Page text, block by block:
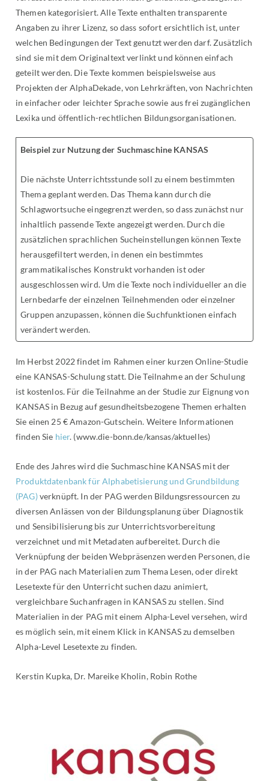
Themen kategorisiert. Alle Texte enthalten transparente
Angaben zu ihrer Lizenz, so dass sofort ersichtlich ist, unter
welchen Bedingungen der Text genutzt werden darf. Zusätzlich
sind sie mit dem Originaltext verlinkt und können einfach
geteilt werden. Die Texte kommen beispielsweise aus
Projekten der AlphaDekade, von Lehrkräften, von Nachrichten
in einfacher oder leichter Sprache sowie aus frei zugänglichen
Lexika und öffentlich-rechtlichen Bildungsorganisationen.
Beispiel zur Nutzung der Suchmaschine KANSAS
Die nächste Unterrichtsstunde soll zu einem bestimmten
Thema geplant werden. Das Thema kann durch die
Schlagwortsuche eingegrenzt werden, so dass zunächst nur
inhaltlich passende Texte angezeigt werden. Durch die
zusätzlichen sprachlichen Sucheinstellungen können Texte
herausgefiltert werden, in denen ein bestimmtes
grammatikalisches Konstrukt vorhanden ist oder
ausgeschlossen wird. Um die Texte noch individueller an die
Lernbedarfe der einzelnen Teilnehmenden oder einzelner
Gruppen anzupassen, können die Suchfunktionen einfach
verändert werden.
Im Herbst 2022 findet im Rahmen einer kurzen Online-Studie
eine KANSAS-Schulung statt. Die Teilnahme an der Schulung
ist kostenlos. Für die Teilnahme an der Studie zur Eignung von
KANSAS in Bezug auf gesundheitsbezogene Themen erhalten
Sie einen 25 € Amazon-Gutschein. Weitere Informationen
finden Sie hier. (www.die-bonn.de/kansas/aktuelles)
Ende des Jahres wird die Suchmaschine KANSAS mit der
Produktdatenbank für Alphabetisierung und Grundbildung
(PAG)verknüpft. In der PAG werden Bildungsressourcen zu
diversen Anlässen von der Bildungsplanung über Diagnostik
und Sensibilisierung bis zur Unterrichtsvorbereitung
verzeichnet und mit Metadaten aufbereitet. Durch die
Verknüpfung der beiden Webpräsenzen werden Personen, die
in der PAG nach Materialien zum Thema Lesen, oder direkt
Lesetexte für den Unterricht suchen dazu animiert,
vergleichbare Suchanfragen in KANSAS zu stellen. Sind
Materialien in der PAG mit einem Alpha-Level versehen, wird
es möglich sein, mit einem Klick in KANSAS zu demselben
Alpha-Level Lesetexte zu finden.
Kerstin Kupka, Dr. Mareike Kholin, Robin Rothe